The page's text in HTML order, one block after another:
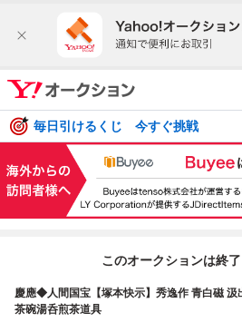
毎日引けるくじ 今すぐ挑戦
このオークションは終
慶應◆人間国宝【塚本快示】秀逸作 青白磁 汲
茶碗湯呑煎茶道具